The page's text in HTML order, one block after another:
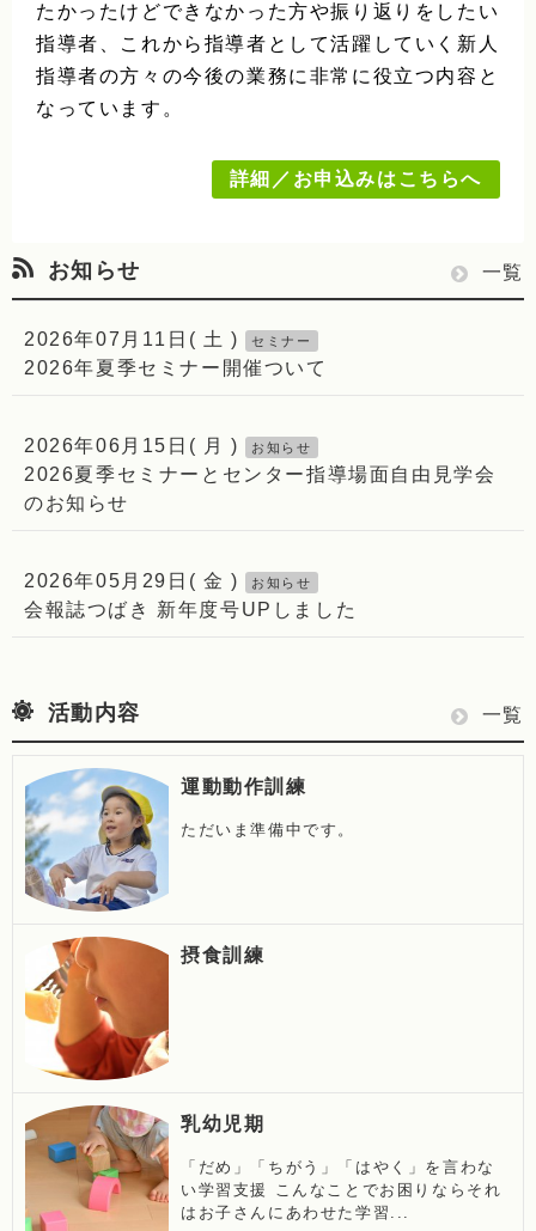
たかったけどできなかった方や振り返りをしたい
指導者、これから指導者として活躍していく新人
指導者の方々の今後の業務に非常に役立つ内容と
なっています。
詳細／お申込みはこちらへ
お知らせ
お
一覧
2026年07月11日( 土 ) セミナー
2026年夏季セミナー開催ついて
2026年06月15日( 月 ) お知らせ
2026夏季セミナーとセンター指導場面自由見学会
のお知らせ
2026年05月29日( 金 ) お知らせ
会報誌つばき 新年度号UPしました
活動内容
活
一覧
運動動作訓練
ただいま準備中です。
摂食訓練
乳幼児期
「だめ」「ちがう」「はやく」を言わな
い学習支援 こんなことでお困りならそれ
はお子さんにあわせた学習...